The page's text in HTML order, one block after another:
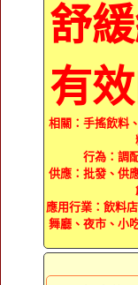
舒
有
相關：手搖飲料
行為：調
供應：批發、供
應用行業：飲料
舞廳、夜市、小